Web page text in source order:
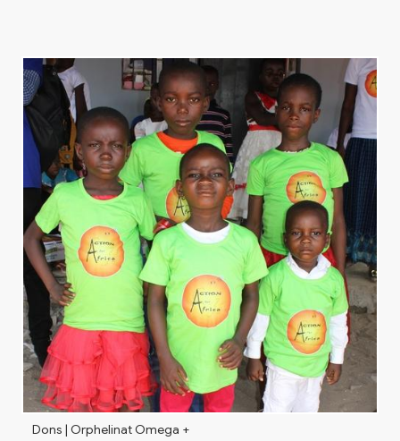
Dons | Orphelinat Omega +